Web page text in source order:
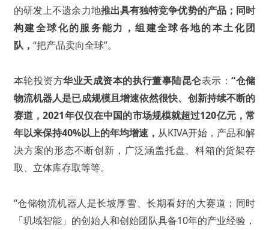
的研发上不遗余力地推出具有独特竞争优势的产品；同时
构建全球化的服务能力，组建全球各地的本土化团
队， “把产品卖向全球”。
本轮投资方华业天成资本的执行董事陆昆仑表示：“仓储
物流机器人是已成规模且增速依然很快、创新持续不断的
赛道，2021年仅仅在中国的市场规模就超过120亿元，常
年以来保持40%以上的年均增速， 从KIVA开始，产品和解
决方案的形态不断创新，广泛涵盖托盘、料箱的货架存
取、立体库存取等等。
“仓储物流机器人是长坡厚雪、长期看好的大赛道；同时
「玑域智能」的创始人和创始团队具备10年的产业经验，